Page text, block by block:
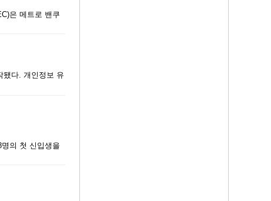
은 메트로 밴쿠
됐다. 개인정보 유
의 첫 신입생을